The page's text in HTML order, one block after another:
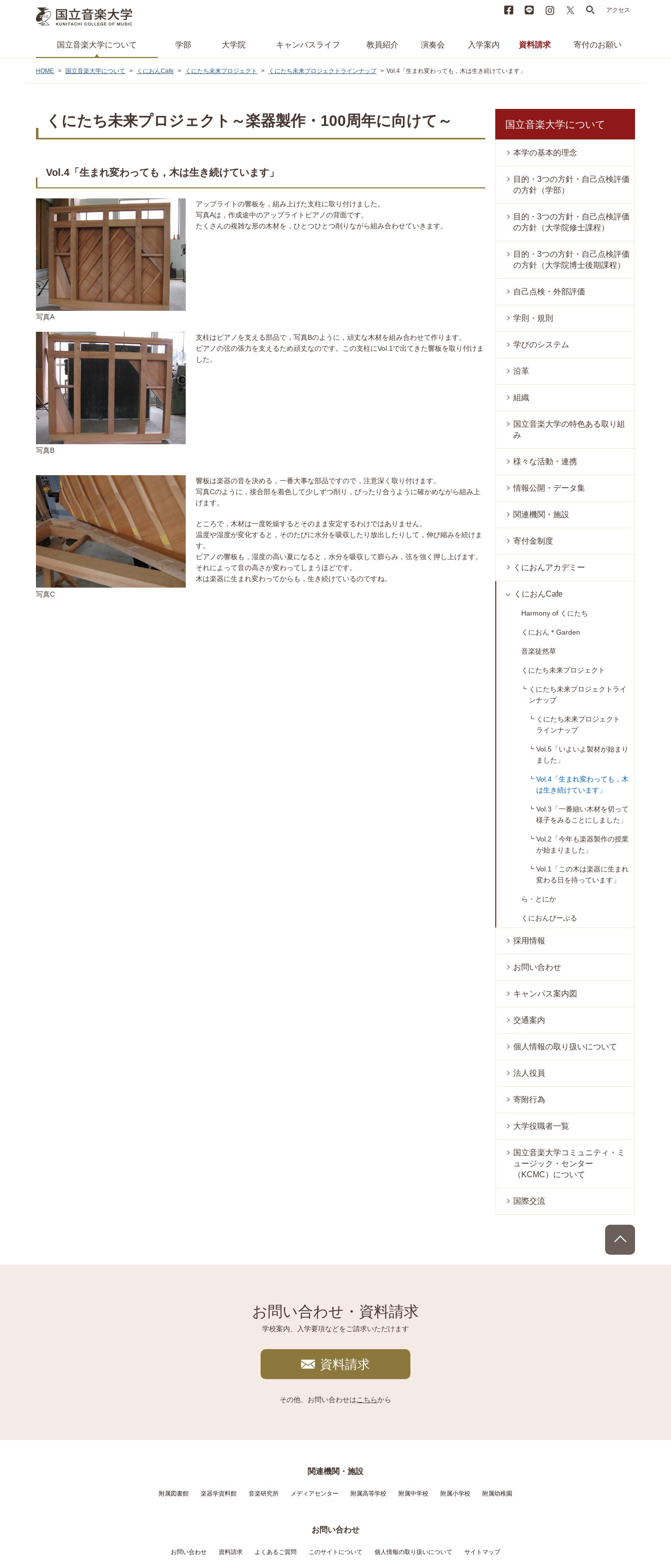
FacebookLINE instagram search
アクセス
国立音楽大学について 学部 大学院 キャンパスライフ 教員紹介 演奏会 入学案内 資料請求 寄付のお願い
HOME 国立音楽大学について くにおんCafe くにたち未来プロジェクト くにたち未来プロジェクトラインナップ Vol.4「生まれ変わっても，木は生き続けています」
くにたち未来プロジェクト～楽器製作・100周年に向けて～
Vol.4「生まれ変わっても，木は生き続けています」
写真A
アップライトの響板を，組み上げた支柱に取り付けました。
写真Aは，作成途中のアップライトピアノの背面です。
たくさんの複雑な形の木材を，ひとつひとつ削りながら組み合わせていきます。
写真B
支柱はピアノを支える部品で，写真Bのように，頑丈な木材を組み合わせて作ります。
ピアノの弦の張力を支えるため頑丈なのです。この支柱にVol.1で出てきた響板を取り付けま
した。
写真C
響板は楽器の音を決める，一番大事な部品ですので，注意深く取り付けます。
写真Cのように，接合部を着色して少しずつ削り，ぴったり合うように確かめながら組み上
げます。
ところで，木材は一度乾燥するとそのまま安定するわけではありません。
温度や湿度が変化すると，そのたびに水分を吸収したり放出したりして，伸び縮みを続けま
す。
ピアノの響板も，湿度の高い夏になると，水分を吸収して膨らみ，弦を強く押し上げます。
それによって音の高さが変わってしまうほどです。
木は楽器に生まれ変わってからも，生き続けているのですね。
国立音楽大学について
本学の基本的理念
目的・3つの方針・自己点検評価
の方針（学部）
目的・3つの方針・自己点検評価
の方針（大学院修士課程）
目的・3つの方針・自己点検評価
の方針（大学院博士後期課程）
自己点検・外部評価
学則・規則
学びのシステム
沿革
組織
国立音楽大学の特色ある取り組
み
様々な活動・連携
情報公開・データ集
関連機関・施設
寄付金制度
くにおんアカデミー
くにおんCafe
Harmony of くにたち
くにおん＊Garden
音楽徒然草
くにたち未来プロジェクト
くにたち未来プロジェクトライ
ンナップ
くにたち未来プロジェクト
ラインナップ
Vol.5「いよいよ製材が始まり
ました」
Vol.4「生まれ変わっても，木
は生き続けています」
Vol.3「一番細い木材を切って
様子をみることにしました」
Vol.2「今年も楽器製作の授業
が始まりました」
Vol.1「この木は楽器に生まれ
変わる日を待っています」
ら・とにか
くにおんぴーぷる
採用情報
お問い合わせ
キャンパス案内図
交通案内
個人情報の取り扱いについて
法人役員
寄附行為
大学役職者一覧
国立音楽大学コミュニティ・ミ
ュージック・センター
（KCMC）について
国際交流
お問い合わせ・資料請求
学校案内、入学要項などをご請求いただけます
資料請求
その他、お問い合わせはこちらから
関連機関・施設
附属図書館 楽器学資料館 音楽研究所 メディアセンター 附属高等学校 附属中学校 附属小学校 附属幼稚園
お問い合わせ
お問い合わせ 資料請求 よくあるご質問 このサイトについて 個人情報の取り扱いについて サイトマップ